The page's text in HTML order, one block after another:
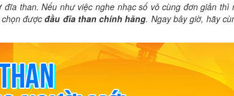
than. Nếu như việc nghe nhạc số vô cùng đơn giản thì
chọn đượcđầu đĩa than chính hãng. Ngay bây giờ, hãy